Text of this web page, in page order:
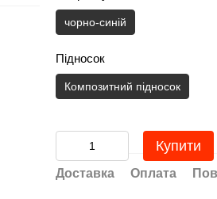
чорно-синій
Підносок
Композитний підносок
Купити
Доставка Оплата